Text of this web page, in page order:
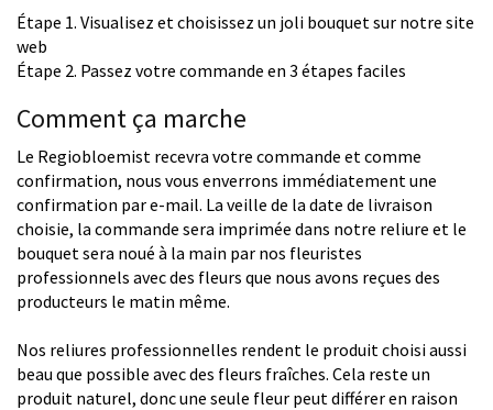
Étape 1. Visualisez et choisissez un joli bouquet sur notre site
web
Étape 2. Passez votre commande en 3 étapes faciles
Comment ça marche
Le Regiobloemist recevra votre commande et comme
confirmation, nous vous enverrons immédiatement une
confirmation par e-mail. La veille de la date de livraison
choisie, la commande sera imprimée dans notre reliure et le
bouquet sera noué à la main par nos fleuristes
professionnels avec des fleurs que nous avons reçues des
producteurs le matin même.
Nos reliures professionnelles rendent le produit choisi aussi
beau que possible avec des fleurs fraîches. Cela reste un
produit naturel, donc une seule fleur peut différer en raison